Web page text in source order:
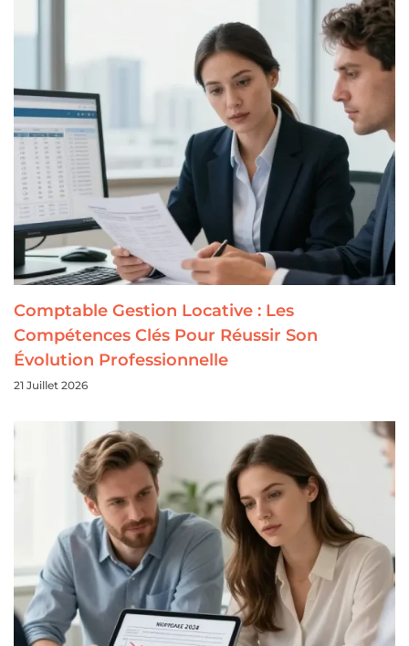
Comptable Gestion Locative : Les
Compétences Clés Pour Réussir Son
Évolution Professionnelle
21 Juillet 2026